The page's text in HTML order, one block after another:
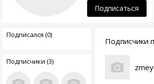
Подписаться
Подписался (0)
Подписчики (3)
Подписчики